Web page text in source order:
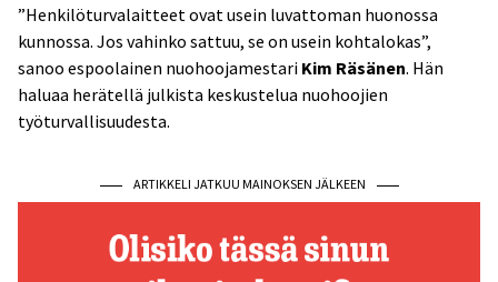
”Henkilöturvalaitteet ovat usein luvattoman huonossa
kunnossa. Jos vahinko sattuu, se on usein kohtalokas”,
sanoo espoolainen nuohoojamestari Kim Räsänen. Hän
haluaa herätellä julkista keskustelua nuohoojien
työturvallisuudesta.
ARTIKKELI JATKUU MAINOKSEN JÄLKEEN